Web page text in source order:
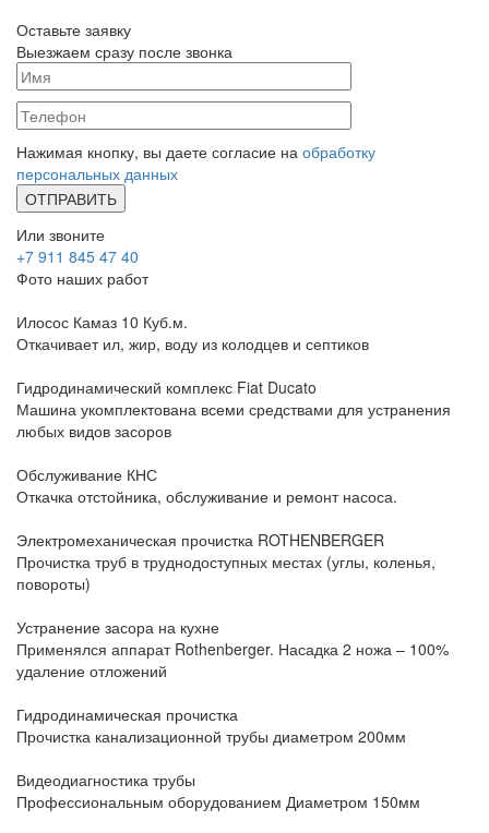
Оставьте заявку
Выезжаем сразу после звонка
Нажимая кнопку, вы даете согласие на обработку
персональных данных
Или звоните
+7 911 845 47 40
Фото наших работ
Илосос Камаз 10 Куб.м.
Откачивает ил, жир, воду из колодцев и септиков
Гидродинамический комплекс Fiat Ducato
Машина укомплектована всеми средствами для устранения
любых видов засоров
Обслуживание КНС
Откачка отстойника, обслуживание и ремонт насоса.
Электромеханическая прочистка ROTHENBERGER
Прочистка труб в труднодоступных местах (углы, коленья,
повороты)
Устранение засора на кухне
Применялся аппарат Rothenberger. Насадка 2 ножа – 100%
удаление отложений
Гидродинамическая прочистка
Прочистка канализационной трубы диаметром 200мм
Видеодиагностика трубы
Профессиональным оборудованием Диаметром 150мм